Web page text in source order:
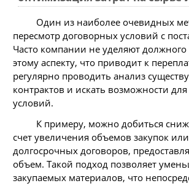
Один из наиболее очевидных
пересмотр договорных условий с
Часто компании не уделяют
этому аспекту, что приводит к
регулярно проводить анализ
контрактов и искать возможности
условий.
К примеру, можно добиться
счет увеличения объемов закупок или
долгосрочных договоров,
объем. Такой подход позволяет
закупаемых материалов, что